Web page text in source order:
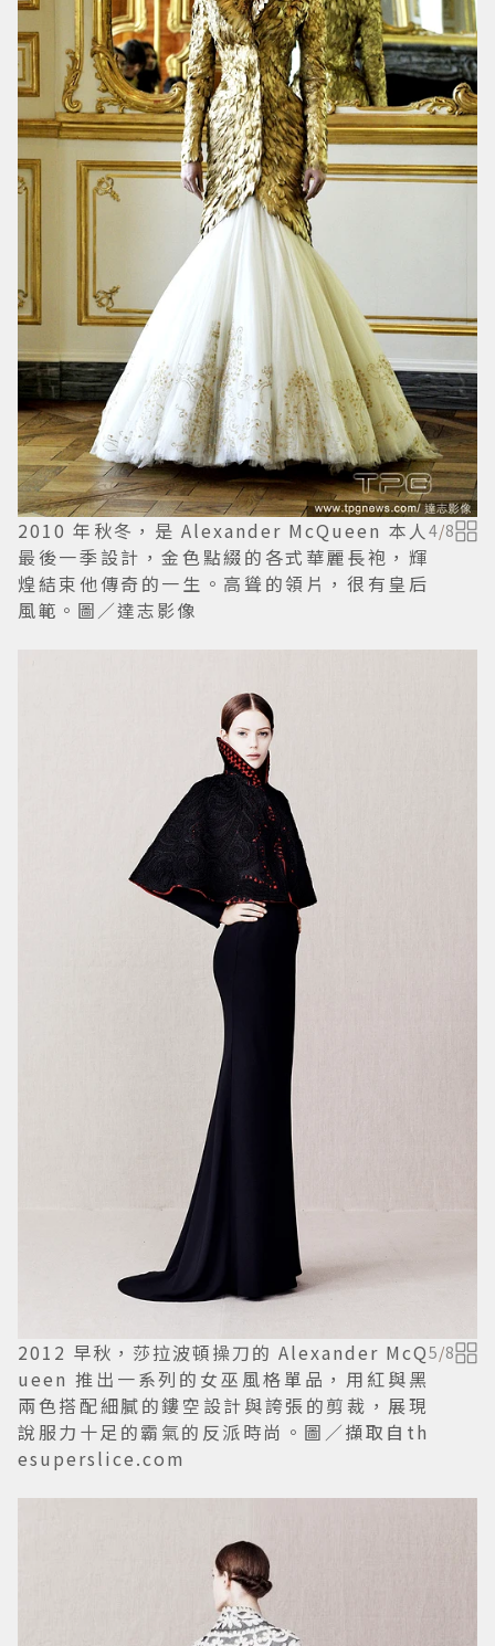
2010 年秋冬，是 Alexander McQueen 本人
最後一季設計，金色點綴的各式華麗長袍，輝
煌結束他傳奇的一生。高聳的領片，很有皇后
風範。圖／達志影像
4/8
2012 早秋，莎拉波頓操刀的 Alexander McQ
ueen 推出一系列的女巫風格單品，用紅與黑
兩色搭配細膩的鏤空設計與誇張的剪裁，展現
說服力十足的霸氣的反派時尚。圖／擷取自th
esuperslice.com
5/8